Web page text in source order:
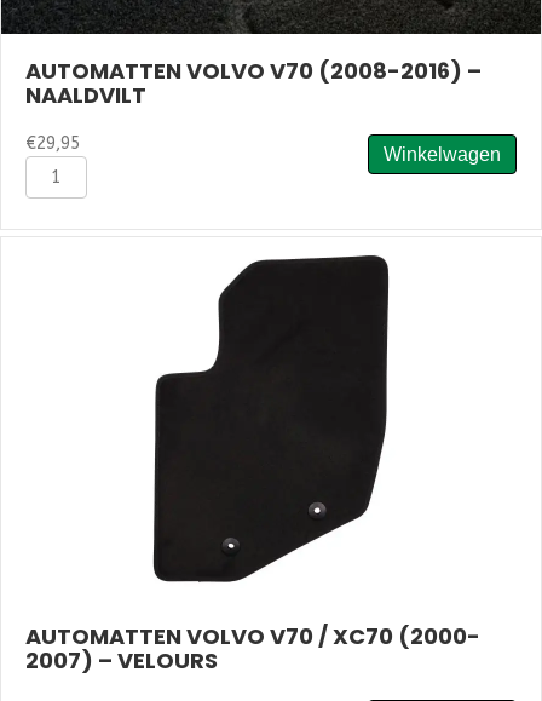
AUTOMATTEN VOLVO V70 (2008-2016) –
NAALDVILT
€29,95
Automatten
Volvo
(2008-
Winkelwagen
AUTOMATTEN VOLVO V70 / XC70 (2000-
2007) – VELOURS